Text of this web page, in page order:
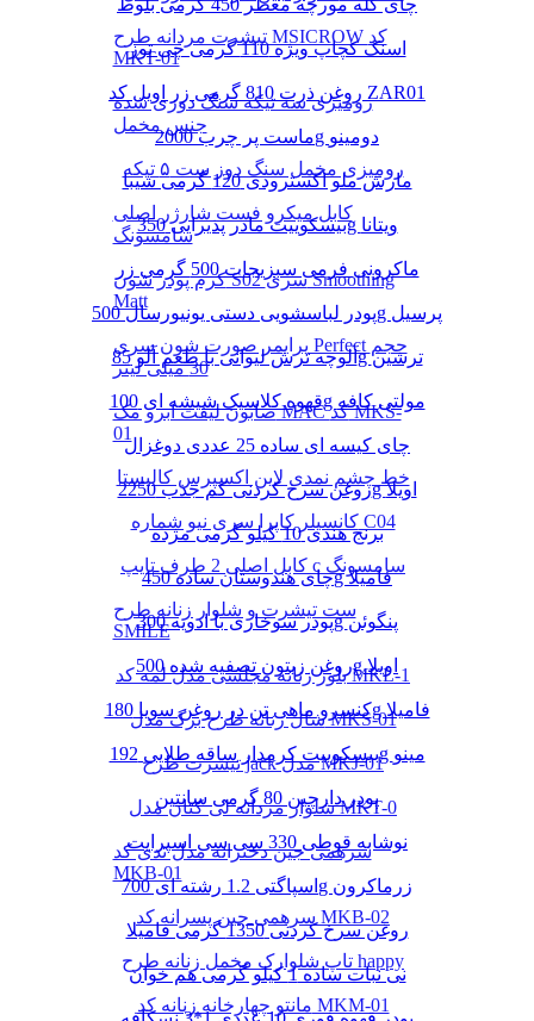
تیشرت مردانه طرح MSICROW کد
MKT-01
رومیزی سه تیکه سنگ دوزی شده
جنس مخمل
رومیزی مخمل سنگ دوز ست ۵ تیکه
کابل میکرو فست شارژر اصلی
سامسونگ
کرم پودر شون S02 سری Smoothing
Matt
پرایمر صورت شون سری Perfect حجم
30 میلی لیتر
صابون لیفت ابرو مک MAC کد MKS-
01
خط چشم نمدی لاین اکسپرس کالیستا
کانسیلر کاپرا سری نیو شماره C04
کابل اصلی 2 طرف تایپ c سامسونگ
ست تیشرت و شلوار زنانه طرح
SMILE
بلوز زنانه مجلسی مدل لمه کد MKL-1
شال زنانه طرح برگ مدل MKS-01
تیشرت طرح jack مدل MKJ-01
شلوار مردانه لی کتان مدل MKT-0
سرهمی جین دخترانه مدل تدی کد
MKB-01
سرهمی جین پسرانه کد MKB-02
تاپ شلوارک مخمل زنانه طرح happy
مانتو چهارخانه زنانه کد MKM-01
چای کله مورچه معطر 450 گرمی بلوط
اسنک کچاپ ویژه 110 گرمی چی توز
روغن ذرت 810 گرمی زر اویل کد ZAR01
ماست پر چرب 2000g دومینو
مارش ملو اکسترودی 120 گرمی شیبا
بیسکوییت مادر پذیرایی 350g ویتانا
ماکرونی فرمی سبزیجات 500 گرمی زر
پودر لباسشویی دستی یونیورسال 500g پرسیل
آلوچه ترش لیوانی با طعم آلو 85g ترشین
قهوه کلاسیک شیشه ای 100g مولتی کافه
چای کیسه ای ساده 25 عددی دوغزال
روغن سرخ کردنی کم جذب 2250g اویلا
برنج هندی 10 کیلو گرمی مژده
چای هندوستان ساده 450g فامیلا
پودر سوخاری با ادویه 300g پنگوئن
روغن زیتون تصفیه شده 500g اویلا
کنسرو ماهی تن در روغن سویا 180g فامیلا
بیسکوییت کرمدار ساقه طلایی 192g مینو
پودر دارچین 80 گرمی سانتین
نوشابه قوطی 330 سی سی اسپرایت
اسپاگتی 1.2 رشته ای 700g زرماکرون
روغن سرخ کردنی 1350 گرمی فامیلا
نی نبات ساده 1 کیلو گرمی هم خوان